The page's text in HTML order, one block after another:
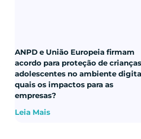
ANPD e União Europeia firmam
acordo para proteção de
adolescentes no ambiente
quais os impactos para as
empresas?
Leia Mais